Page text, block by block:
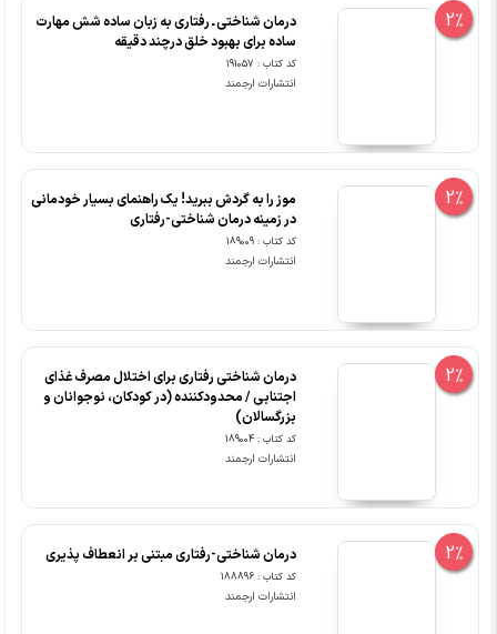
2%
درمان شناختی ـ رفتاری به زبان ساده شش مهارت
ساده برای بهبود خلق درچند دقیقه
کد کتاب : 191057
انتشارات ارجمند
2%
موز را به گردش ببرید! یک راهنمای بسیار خودمانی
در زمینه درمان شناختی-رفتاری
کد کتاب : 189009
انتشارات ارجمند
2%
درمان شناختی رفتاری برای اختلال مصرف غذای
اجتنابی / محدودکننده (در کودکان، نوجوانان و
بزرگسالان)
کد کتاب : 189004
انتشارات ارجمند
2% درمان شناختی-رفتاری مبتنی بر انعطاف پذیری
کد کتاب : 188896
انتشارات ارجمند